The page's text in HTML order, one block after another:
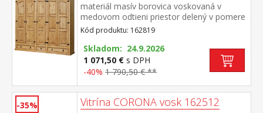
materiál masív borovica voskovaná v
medovom odtieni priestor delený v pomere
2:1:2 v oboch širších častiach šatníková tyč
a polica na klobúky, stredná užšia časť 3
variabilné police v spodnej časti 2 veľké a 1
malá zásuvka, kovové ozdobné
úchytky odporúčaný nadstavec CORONA
16953 súčasť zostavy Corona
Kód produktu: 162819
Skladom: 24.9.2026
1 071,50 € s DPH
-40% 1 790,50 € **
-35% Vitrína CORONA vosk 162512